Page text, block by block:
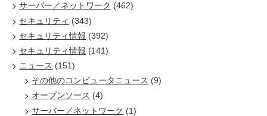
サーバー／ネットワーク (462)
セキュリティ (343)
セキュリティ情報 (392)
セキュリティ情報 (141)
ニュース (151)
その他のコンピュータニュース (9)
オープンソース (4)
サーバー／ネットワーク (1)